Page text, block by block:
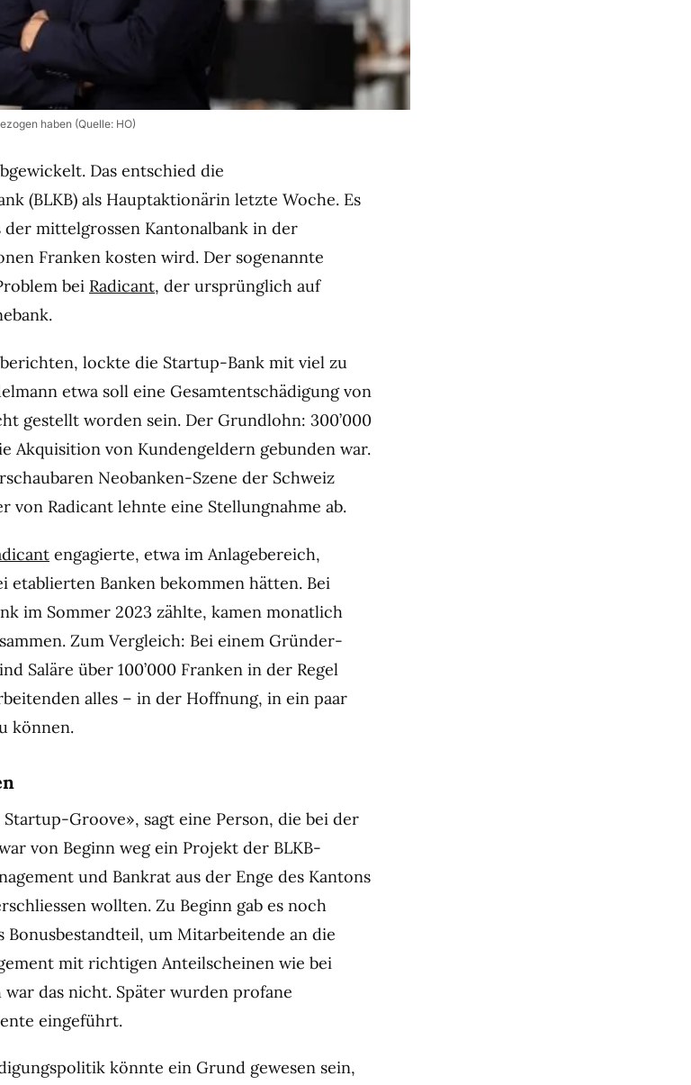
haben (Quelle: HO)
Das entschied die
(BLKB) als Hauptaktionärin letzte Woche. Es
mittelgrossen Kantonalbank in der
Franken kosten wird. Der sogenannte
bei Radicant, der ursprünglich auf
lockte die Startup-Bank mit viel zu
etwa soll eine Gesamtentschädigung von
gestellt worden sein. Der Grundlohn: 300’000
Akquisition von Kundengeldern gebunden war.
Neobanken-Szene der Schweiz
von Radicant lehnte eine Stellungnahme ab.
engagierte, etwa im Anlagebereich,
etablierten Banken bekommen hätten. Bei
im Sommer 2023 zählte, kamen monatlich
Zum Vergleich: Bei einem Gründer-
Saläre über 100’000 Franken in der Regel
alles – in der Hoffnung, in ein paar
können.
Groove», sagt eine Person, die bei der
von Beginn weg ein Projekt der BLKB-
und Bankrat aus der Enge des Kantons
wollten. Zu Beginn gab es noch
Bonusbestandteil, um Mitarbeitende an die
mit richtigen Anteilscheinen wie bei
das nicht. Später wurden profane
eingeführt.
könnte ein Grund gewesen sein,